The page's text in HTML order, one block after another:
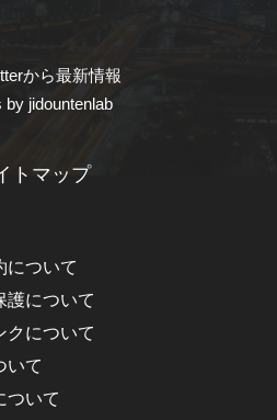
から最新情報
by jidountenlab
トマップ
について
護について
クについて
いて
ついて